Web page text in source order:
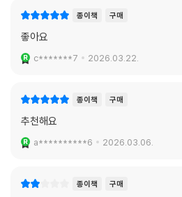
종이책 구매
좋아요
c*******7 2026.03.22.
종이책 구매
추천해요
a**********6 2026.03.06.
종이책 구매